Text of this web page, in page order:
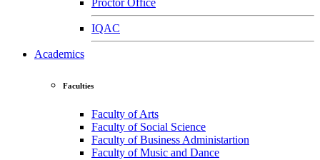
IQAC
Academics
Faculties
Faculty of Arts
Faculty of Social Science
Faculty of Business Administartion
Faculty of Music and Dance